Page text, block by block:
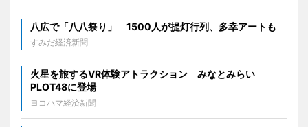
八広で「八八祭り」 1500人が提灯行列、多幸アートも
すみだ経済新聞
火星を旅するVR体験アトラクション みなとみらい
PLOT48に登場
ヨコハマ経済新聞